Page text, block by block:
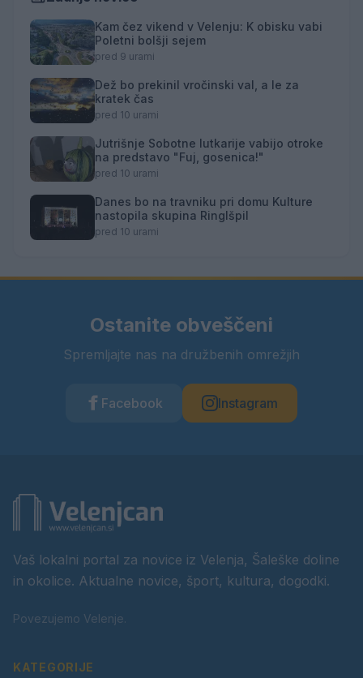
Kam čez vikend v Velenju: K obisku vabi
Poletni bolšji sejem
pred 9 urami
Dež bo prekinil vročinski val, a le za
kratek čas
pred 10 urami
Jutrišnje Sobotne lutkarije vabijo otroke
na predstavo "Fuj, gosenica!"
pred 10 urami
Danes bo na travniku pri domu Kulture
nastopila skupina Ringlšpil
pred 10 urami
Ostanite obveščeni
Spremljajte nas na družbenih omrežjih
Facebook Instagram
Vaš lokalni portal za novice iz Velenja, Šaleške doline
in okolice. Aktualne novice, šport, kultura, dogodki.
Povezujemo Velenje.
KATEGORIJE